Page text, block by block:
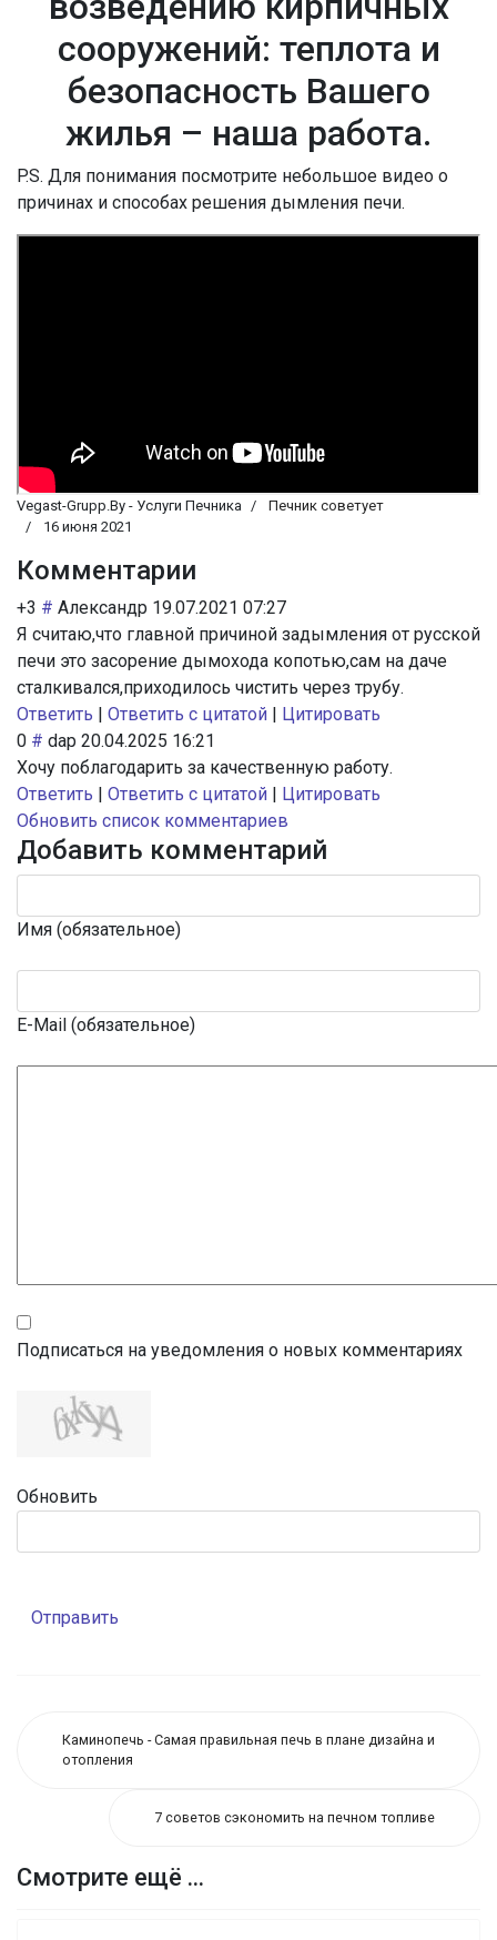
сооружений: теплота и
безопасность Вашего
жилья – наша работа.
P.S. Для понимания посмотрите небольшое видео о
причинах и способах решения дымления печи.
Vegast-Grupp.By - Услуги Печника
Печник советует
16 июня 2021
Комментарии
+3 # Александр 19.07.2021 07:27
Я считаю,что главной причиной задымления от русской
печи это засорение дымохода копотью,сам на даче
сталкивался,приходилось чистить через трубу.
Ответить | Ответить с цитатой | Цитировать
0 # dap 20.04.2025 16:21
Хочу поблагодарить за качественную работу.
Ответить | Ответить с цитатой | Цитировать
Обновить список комментариев
Добавить комментарий
Имя (обязательное)
E-Mail (обязательное)
Подписаться на уведомления о новых комментариях
Обновить
Отправить
Каминопечь - Самая правильная печь в плане дизайна и
отопления
7 советов сэкономить на печном топливе
Смотрите ещё ...